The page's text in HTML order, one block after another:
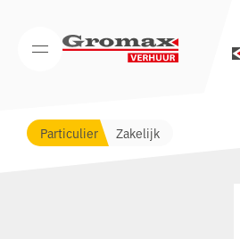
Open/Sluit mobiel menu
Particulier Zakelijk